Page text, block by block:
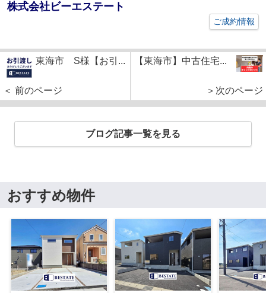
株式会社ビーエステート
ご成約情報
東海市 S様【お引...
＜ 前のページ
【東海市】中古住宅...
＞次のページ
ブログ記事一覧を見る
おすすめ物件